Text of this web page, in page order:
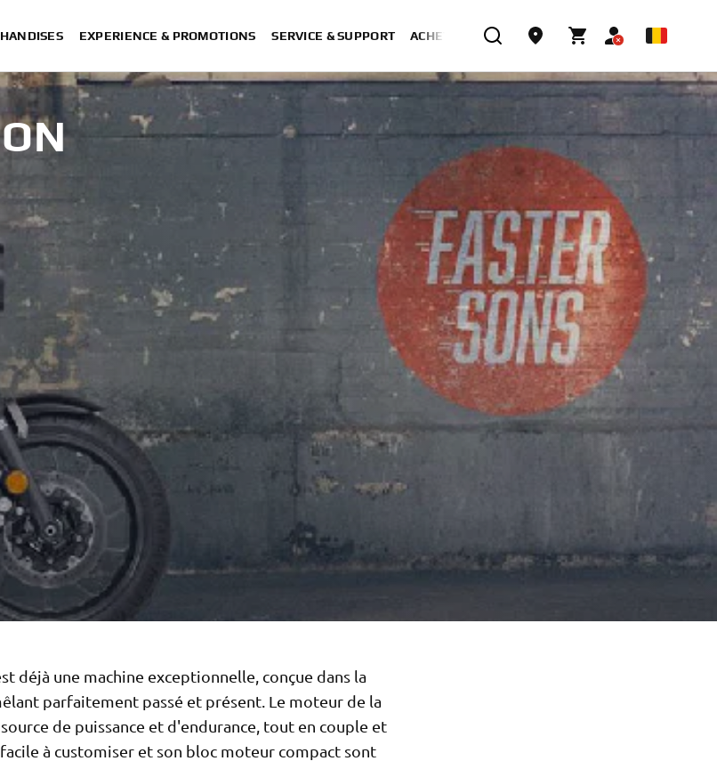
EXPERIENCE & PROMOTIONS SERVICE & SUPPORT ACHETER MAINTENANT
déjà une machine exceptionnelle, conçue dans la
parfaitement passé et présent. Le moteur de la
de puissance et d'endurance, tout en couple et
à customiser et son bloc moteur compact sont